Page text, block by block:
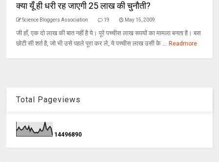
क्या यूँ ही धरी रह जाएगी 25 लाख की चुनौती?
Science Bloggers Association 19 May 15, 2009
जी हाँ, एक दो लाख की बात नहीं है ये। पूरे पच्चीस लाख रूपयों का मामला बनता है। बस
छोटी सी शर्त है, जो भी उसे पहले पूरा कर ले, ये पच्चीस लाख उसी के ... Readmore
Total Pageviews
14496890